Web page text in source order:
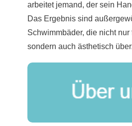
arbeitet jemand, der sein
Das Ergebnis sind
Schwimmbäder, die nicht
sondern auch ästhetisch